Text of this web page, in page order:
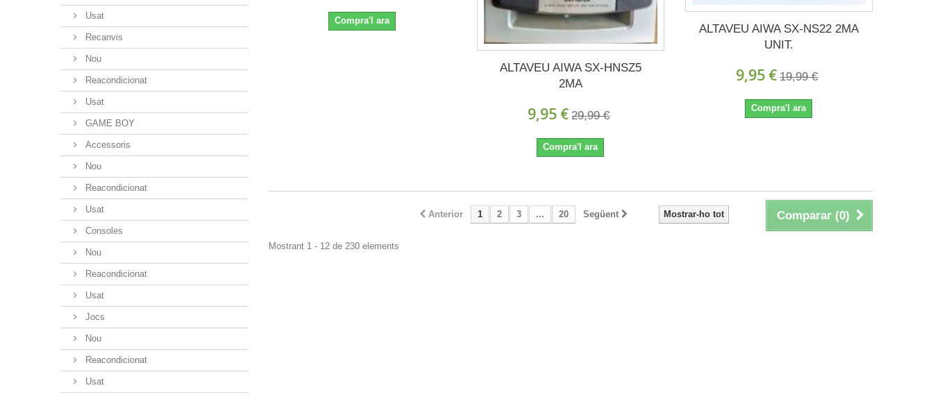
Usat
Recanvis
Nou
Reacondicionat
Usat
GAME BOY
Accessoris
Nou
Reacondicionat
Usat
Consoles
Nou
Reacondicionat
Usat
Jocs
Nou
Reacondicionat
Usat
Compra'l ara
ALTAVEU AIWA SX-HNSZ5
2MA
9,95 € 29,99 €
Compra'l ara
ALTAVEU AIWA SX-NS22 2MA
UNIT.
9,95 € 19,99 €
Compra'l ara
Comparar (0)
Mostrar-ho tot
Anterior 1 2 3 ... 20 Següent
Mostrant 1 - 12 de 230 elements